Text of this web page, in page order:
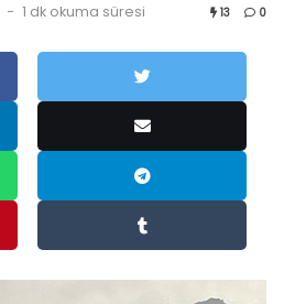
- 1 dk okuma süresi 13 0